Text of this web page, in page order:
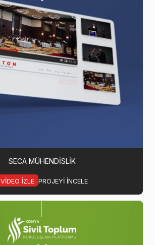
SECA MÜHENDISLIK
VIDEO IZLE PROJEYI INCELE